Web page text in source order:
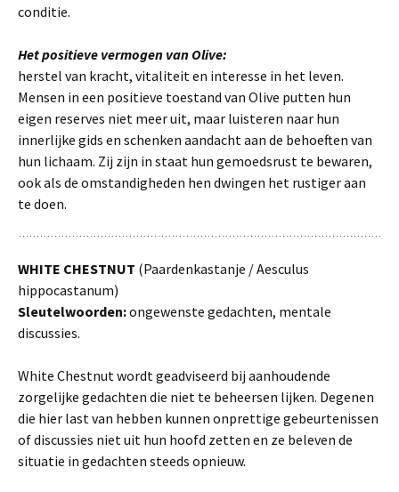
conditie.
Het positieve vermogen van Olive:
herstel van kracht, vitaliteit en interesse in het leven.
Mensen in een positieve toestand van Olive putten hun
eigen reserves niet meer uit, maar luisteren naar hun
innerlijke gids en schenken aandacht aan de behoeften van
hun lichaam. Zij zijn in staat hun gemoedsrust te bewaren,
ook als de omstandigheden hen dwingen het rustiger aan
te doen.
WHITE CHESTNUT (Paardenkastanje / Aesculus
hippocastanum)
Sleutelwoorden:ongewenste gedachten, mentale
discussies.
White Chestnut wordt geadviseerd bij aanhoudende
zorgelijke gedachten die niet te beheersen lijken. Degenen
die hier last van hebben kunnen onprettige gebeurtenissen
of discussies niet uit hun hoofd zetten en ze beleven de
situatie in gedachten steeds opnieuw.